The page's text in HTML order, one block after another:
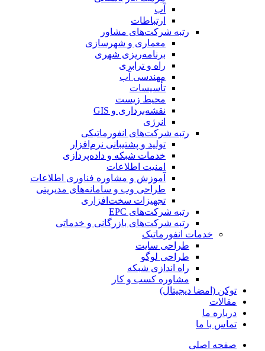
آب
ارتباطات
رتبه شرکت‌های مشاور
معماری و شهرسازی
برنامه‌ریزی شهری
راه و ترابری
مهندسی آب
تأسیسات
محیط زیست
نقشه‌برداری و GIS
انرژی
رتبه شرکت‌های انفورماتیکی
تولید و پشتیبانی نرم‌افزار
خدمات شبکه و داده‌پردازی
امنیت اطلاعات
آموزش و مشاوره فناوری اطلاعات
طراحی وب و سامانه‌های مدیریتی
تجهیزات سخت‌افزاری
رتبه شرکت‌های EPC
رتبه شرکت‌های بازرگانی و خدماتی
خدمات انفورماتیک
طراحی سایت
طراحی لوگو
راه اندازی شبکه
مشاوره کسب و کار
توکن (امضا دیجیتال)
مقالات
درباره ما
تماس با ما
صفحه اصلی